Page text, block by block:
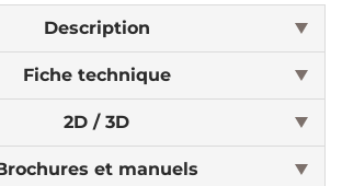
Description
Fiche technique
2D / 3D
et manuels